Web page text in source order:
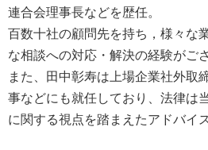
連合会理事長などを歴任。
百数十社の顧問先を持ち，様々な
な相談への対応・解決の経験がご
また、田中彰寿は上場企業社外取
事などにも就任しており、法律は
に関する視点を踏まえたアドバイ